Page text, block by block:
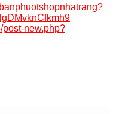
post-new.php?